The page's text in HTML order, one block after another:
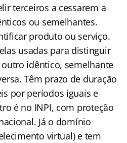
terceiros a cessarem a
ou semelhantes.
produto ou serviço.
usadas para distinguir
idêntico, semelhante
Têm prazo de duração
por períodos iguais e
é no INPI, com proteção
Já o domínio
virtual) e tem